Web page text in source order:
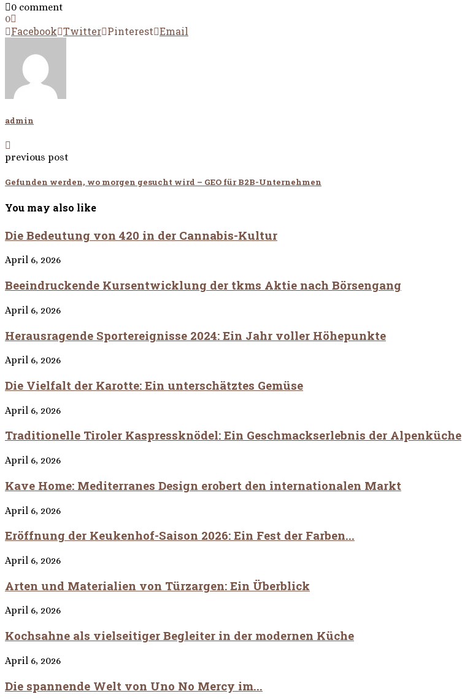
0 comment
0
Facebook Twitter Pinterest Email
admin
previous post
Gefunden werden, wo morgen gesucht wird – GEO für B2B-Unternehmen
You may also like
Die Bedeutung von 420 in der Cannabis-Kultur
April 6, 2026
Beeindruckende Kursentwicklung der tkms Aktie nach Börsengang
April 6, 2026
Herausragende Sportereignisse 2024: Ein Jahr voller Höhepunkte
April 6, 2026
Die Vielfalt der Karotte: Ein unterschätztes Gemüse
April 6, 2026
Traditionelle Tiroler Kaspressknödel: Ein Geschmackserlebnis der Alpenküche
April 6, 2026
Kave Home: Mediterranes Design erobert den internationalen Markt
April 6, 2026
Eröffnung der Keukenhof-Saison 2026: Ein Fest der Farben...
April 6, 2026
Arten und Materialien von Türzargen: Ein Überblick
April 6, 2026
Kochsahne als vielseitiger Begleiter in der modernen Küche
April 6, 2026
Die spannende Welt von Uno No Mercy im...